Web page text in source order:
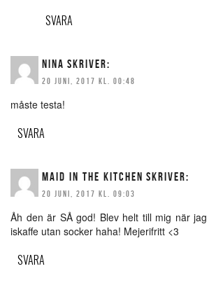
SVARA
NINA SKRIVER:
20 JUNI, 2017 KL. 00:48
måste testa!
SVARA
MAID IN THE KITCHEN SKRIVER:
20 JUNI, 2017 KL. 09:03
Åh den är SÅ god! Blev helt till mig när
iskaffe utan socker haha! Mejerifritt <3
SVARA